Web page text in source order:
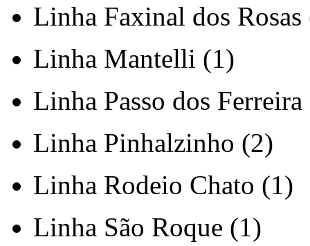
Linha Faxinal dos Rosas
Linha Mantelli (1)
Linha Passo dos
Linha Pinhalzinho (2)
Linha Rodeio Chato (1)
Linha São Roque (1)